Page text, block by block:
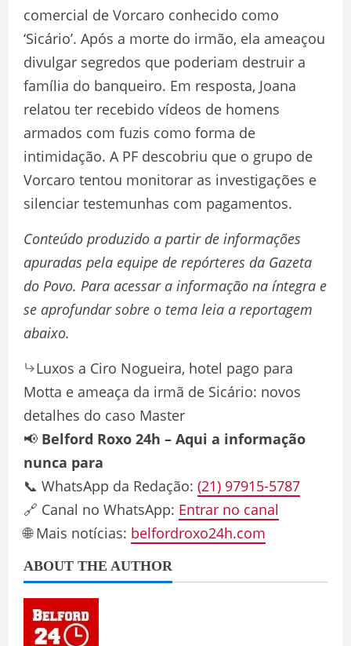
comercial de Vorcaro conhecido como
‘Sicário’. Após a morte do irmão, ela ameaçou
divulgar segredos que poderiam destruir a
família do banqueiro. Em resposta, Joana
relatou ter recebido vídeos de homens
armados com fuzis como forma de
intimidação. A PF descobriu que o grupo de
Vorcaro tentou monitorar as investigações e
silenciar testemunhas com pagamentos.
Conteúdo produzido a partir de informações
apuradas pela equipe de repórteres da Gazeta
do Povo. Para acessar a informação na íntegra e
se aprofundar sobre o tema leia a reportagem
abaixo.
Luxos a Ciro Nogueira, hotel pago para
Motta e ameaça da irmã de Sicário: novos
detalhes do caso Master
📢 Belford Roxo 24h – Aqui a informação
nunca para
📞 WhatsApp da Redação: (21) 97915-5787
🔗 Canal no WhatsApp: Entrar no canal
🌐 Mais notícias: belfordroxo24h.com
ABOUT THE AUTHOR